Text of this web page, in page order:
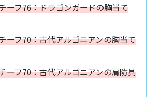
ーフ76：ドラゴンガードの胸当て
ーフ70：古代アルゴニアンの胸当て
ーフ70：古代アルゴニアンの肩防具